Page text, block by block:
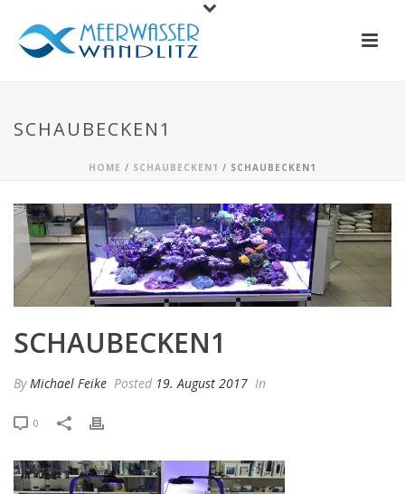
SCHAUBECKEN1
HOME / SCHAUBECKEN1 / SCHAUBECKEN1
SCHAUBECKEN1
By Michael Feike Posted 19. August 2017 In
0